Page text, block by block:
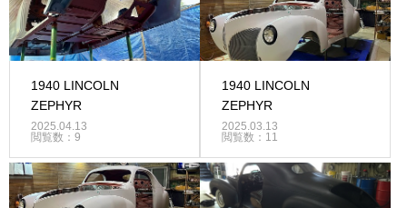
1940 LINCOLN
ZEPHYR
2025.04.13
閲覧数：9
1940 LINCOLN
ZEPHYR
2025.03.13
閲覧数：11